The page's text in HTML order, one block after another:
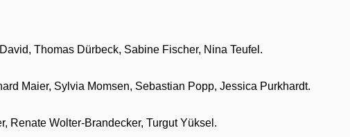
Thomas Dürbeck, Sabine Fischer, Nina Teufel.
Maier, Sylvia Momsen, Sebastian Popp, Jessica Purkhardt.
Renate Wolter-Brandecker, Turgut Yüksel.